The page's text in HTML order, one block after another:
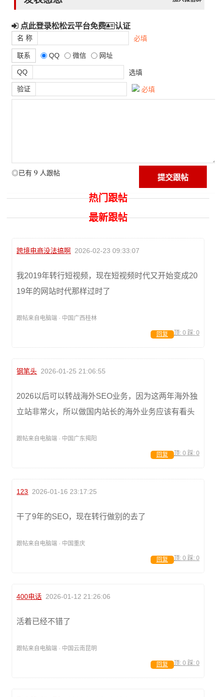
点此登录松松云平台免费 认证
名 称 必填
联系 QQ 微信 网址
QQ 选填
验证 必填
◎已有 9 人跟帖
热门跟帖
最新跟帖
跨境电商没法搞啊 2026-02-23 09:33:07
我2019年转行短视频，现在短视频时代又开始变成20
19年的网站时代那样过时了
跟帖来自电脑端 · 中国广西桂林
顶: 0 踩: 0
回复
钢笔头 2026-01-25 21:06:55
2026以后可以转战海外SEO业务，因为这两年海外独
立站非常火，所以做国内站长的海外业务应该有看头
跟帖来自电脑端 · 中国广东揭阳
顶: 0 踩: 0
回复
123 2026-01-16 23:17:25
干了9年的SEO，现在转行做别的去了
跟帖来自电脑端 · 中国重庆
顶: 0 踩: 0
回复
400电话 2026-01-12 21:26:06
活着已经不错了
跟帖来自电脑端 · 中国云南昆明
顶: 0 踩: 0
回复